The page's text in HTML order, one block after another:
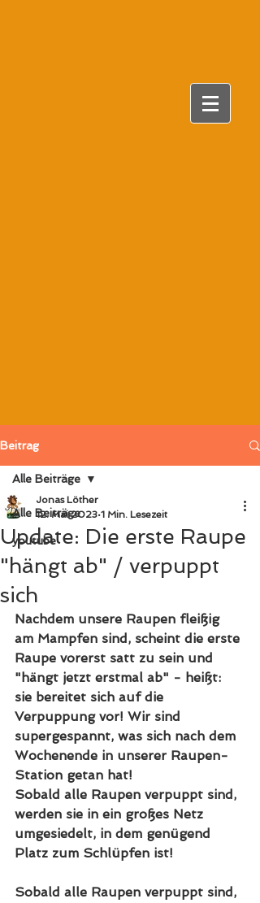
Beitrag
Alle Beiträge
youtube
Alle Beiträge
Update: Die erste Raupe
"hängt ab" / verpuppt
sich
Jonas Löther
12. Mai 2023 1 Min. Lesezeit
Nachdem unsere Raupen fleißig
am Mampfen sind, scheint die erste
Raupe vorerst satt zu sein und
"hängt jetzt erstmal ab" - heißt:
sie bereitet sich auf die
Verpuppung vor! Wir sind
supergespannt, was sich nach dem
Wochenende in unserer Raupen-
Station getan hat!
Sobald alle Raupen verpuppt sind,
werden sie in ein großes Netz
umgesiedelt, in dem genügend
Platz zum Schlüpfen ist!
Sobald alle Raupen verpuppt sind,